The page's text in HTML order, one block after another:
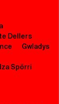
Dellers
Gwladys
Spörri